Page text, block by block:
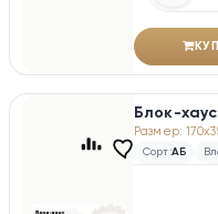
Блок-
Размер:
Сорт:АБ